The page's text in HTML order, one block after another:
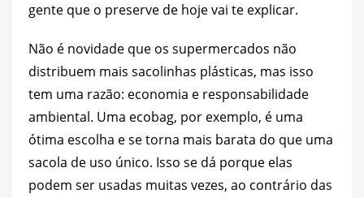
gente que o preserve de hoje vai te explicar.
Não é novidade que os supermercados não
distribuem mais sacolinhas plásticas, mas isso
tem uma razão: economia e responsabilidade
ambiental. Uma ecobag, por exemplo, é uma
ótima escolha e se torna mais barata do que uma
sacola de uso único. Isso se dá porque elas
podem ser usadas muitas vezes, ao contrário das